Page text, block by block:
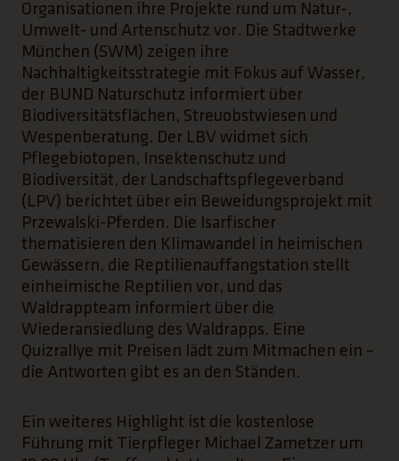
Organisationen ihre Projekte rund um Natur-,
Umwelt- und Artenschutz vor. Die Stadtwerke
München (SWM) zeigen ihre
Nachhaltigkeitsstrategie mit Fokus auf Wasser,
der BUND Naturschutz informiert über
Biodiversitätsflächen, Streuobstwiesen und
Wespenberatung. Der LBV widmet sich
Pflegebiotopen, Insektenschutz und
Biodiversität, der Landschaftspflegeverband
(LPV) berichtet über ein Beweidungsprojekt mit
Przewalski-Pferden. Die Isarfischer
thematisieren den Klimawandel in heimischen
Gewässern, die Reptilienauffangstation stellt
einheimische Reptilien vor, und das
Waldrappteam informiert über die
Wiederansiedlung des Waldrapps. Eine
Quizrallye mit Preisen lädt zum Mitmachen ein –
die Antworten gibt es an den Ständen.
Ein weiteres Highlight ist die kostenlose
Führung mit Tierpfleger Michael Zametzer um